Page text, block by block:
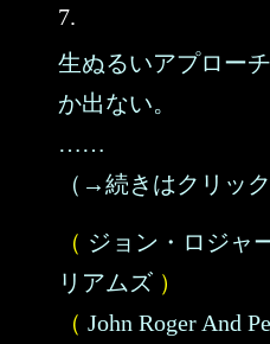
7.
生ぬるいアプロー
か出ない。
……
（→続きはクリック
（ ジョン・ロジャ
リアムズ ）
（ John Roger And